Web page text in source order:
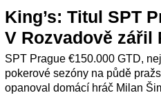
King’s: Titul SPT
V Rozvadově zářil
SPT Prague €150.000 GTD,
pokerové sezóny na půdě
opanoval domácí hráč Milan